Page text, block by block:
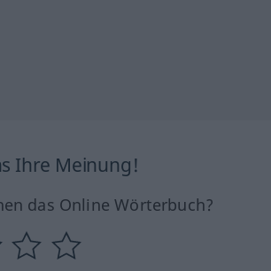
Ihre Meinung!
das Online Wörterbuch?